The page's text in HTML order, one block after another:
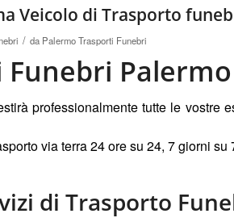
Veicolo di Trasporto
/ da Palermo Trasporti Funebri
Palermo
professionalmente tutte le vostre
via terra 24 ore su 24, 7 giorni su
di Trasporto